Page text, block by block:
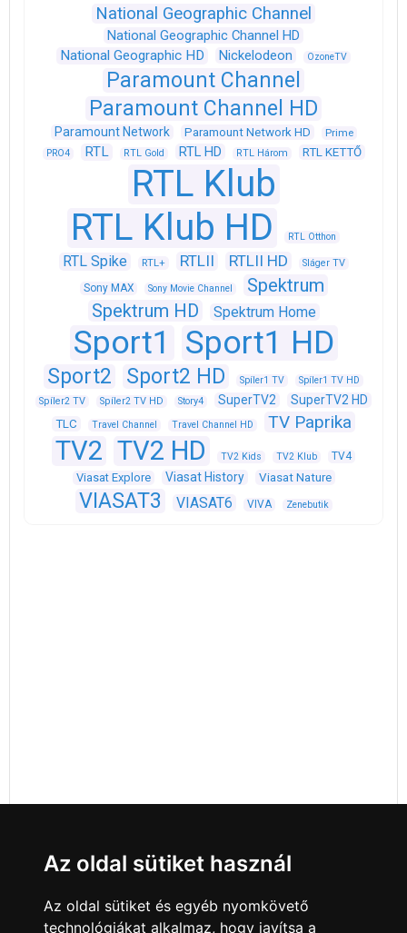
National Geographic Channel
National Geographic Channel HD
National Geographic HD
Nickelodeon OzoneTV
Paramount Channel
Paramount Channel HD
Paramount Network Paramount Network HD Prime
PRO4 RTL RTL Gold RTL HD RTL Három RTL KETTŐ
RTL Klub
RTL Klub HD
RTL Otthon
RTL Spike RTL+ RTLII RTLII HD Sláger TV
Sony MAX Sony Movie Channel
Spektrum
Spektrum HD
Spektrum Home
Sport1 Sport1 HD
Sport2 Sport2 HD Spíler1 TV
Spíler1 TV HD
Spíler2 TV
Spíler2 TV HD Story4 SuperTV2 SuperTV2 HD
TLC Travel Channel Travel Channel HD TV Paprika
TV2 TV2 HD TV2 Kids TV2 Klub TV4
Viasat Explore Viasat History Viasat Nature
VIASAT3 VIASAT6 VIVA Zenebutik
Az oldal sütiket használ
Az oldal sütiket és egyéb nyomkövető
technológiákat alkalmaz, hogy javítsa a